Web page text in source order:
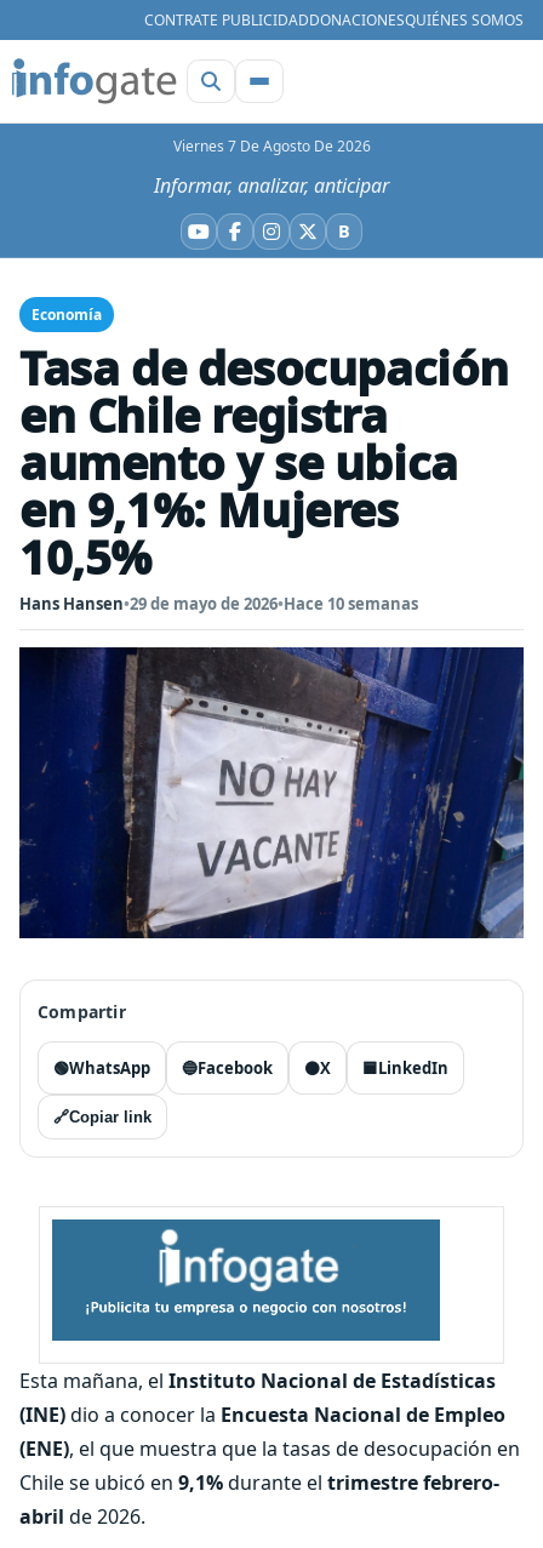
CONTRATE PUBLICIDADDONACIONESQUIÉNES SOMOS
Viernes 7 De Agosto De 2026
Informar, analizar, anticipar
YouTube
Facebook
Instagram
X BBluesky
Economía
Tasa de desocupación
en Chile registra
aumento y se ubica
en 9,1%: Mujeres
10,5%
Hans Hansen•29 de mayo de 2026•Hace 10 semanas
Compartir
🟢WhatsApp 🔵Facebook ⚫X 🟦LinkedIn
🔗Copiar link
Esta mañana, el Instituto Nacional de Estadísticas
(INE)dio a conocer la Encuesta Nacional de Empleo
(ENE), el que muestra que la tasas de desocupación en
Chile se ubicó en 9,1%durante el trimestre febrero-
abril de 2026.